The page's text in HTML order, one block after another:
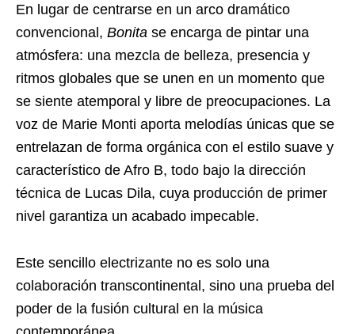
En lugar de centrarse en un arco dramático
convencional, Bonita se encarga de pintar una
atmósfera: una mezcla de belleza, presencia y
ritmos globales que se unen en un momento que
se siente atemporal y libre de preocupaciones. La
voz de Marie Monti aporta melodías únicas que se
entrelazan de forma orgánica con el estilo suave y
característico de Afro B, todo bajo la dirección
técnica de Lucas Dila, cuya producción de primer
nivel garantiza un acabado impecable.
Este sencillo electrizante no es solo una
colaboración transcontinental, sino una prueba del
poder de la fusión cultural en la música